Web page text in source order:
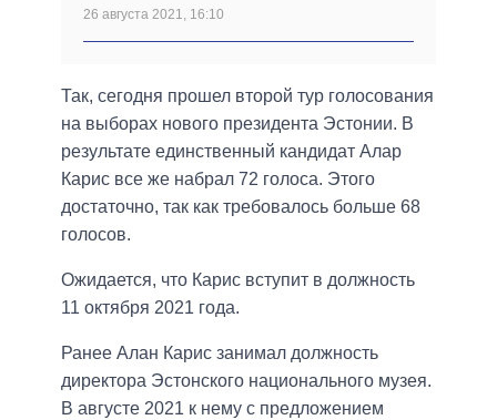
26 августа 2021, 16:10
Так, сегодня прошел второй тур голосования
на выборах нового президента Эстонии. В
результате единственный кандидат Алар
Карис все же набрал 72 голоса. Этого
достаточно, так как требовалось больше 68
голосов.
Ожидается, что Карис вступит в должность
11 октября 2021 года.
Ранее Алан Карис занимал должность
директора Эстонского национального музея.
В августе 2021 к нему с предложением